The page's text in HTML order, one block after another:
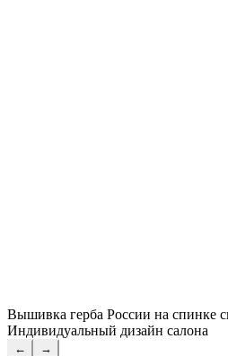
Вышивка герба России на спинке
Индивидуальный дизайн салона
← →